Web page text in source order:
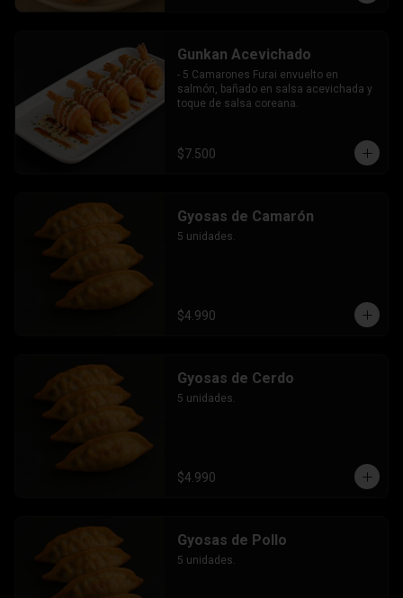
Gunkan Acevichado
- 5 Camarones Furai envuelto en
salmón, bañado en salsa acevichada y
toque de salsa coreana.
$7.500
Gyosas de Camarón
5 unidades.
$4.990
Gyosas de Cerdo
5 unidades.
$4.990
Gyosas de Pollo
5 unidades.